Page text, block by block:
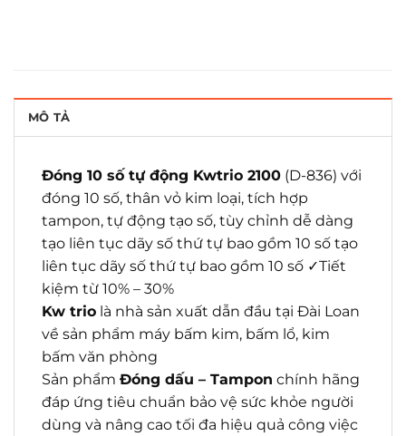
MÔ TẢ
Đóng 10 số tự động Kwtrio 2100 (D-836) với
đóng 10 số, thân vỏ kim loại, tích hợp
tampon, tự động tạo số, tùy chỉnh dễ dàng
tạo liên tục dãy số thứ tự bao gồm 10 số tạo
liên tục dãy số thứ tự bao gồm 10 số ✓Tiết
kiệm từ 10% – 30%
Kw trio là nhà sản xuất dẫn đầu tại Đài Loan
về sản phẩm máy bấm kim, bấm lổ, kim
bấm văn phòng
Sản phẩm Đóng dấu – Tampon chính hãng
đáp ứng tiêu chuẩn bảo vệ sức khỏe người
dùng và nâng cao tối đa hiệu quả công việc